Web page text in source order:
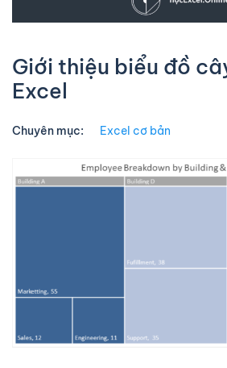
Giới thiệu biểu đồ
Excel
Chuyên mục: Excel cơ bản